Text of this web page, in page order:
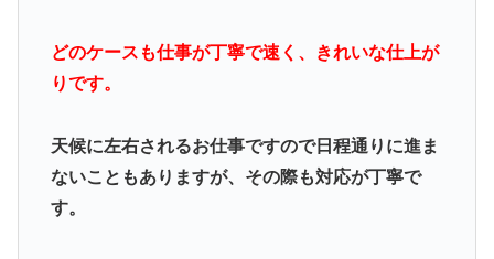
どのケースも仕事が丁寧で速く、きれいな仕上が
りです。
天候に左右されるお仕事ですので日程通りに進ま
ないこともありますが、その際も対応が丁寧で
す。